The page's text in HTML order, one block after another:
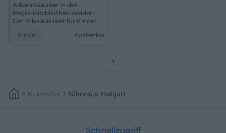
Adventszauber in der
Regionalbibliothek Weiden:
Der Nikolaus liest für Kinder
gemütlich und voller
Kinder Kostenlos
1
Kuenstler Nikolaus Habjan
Schnellzugriff